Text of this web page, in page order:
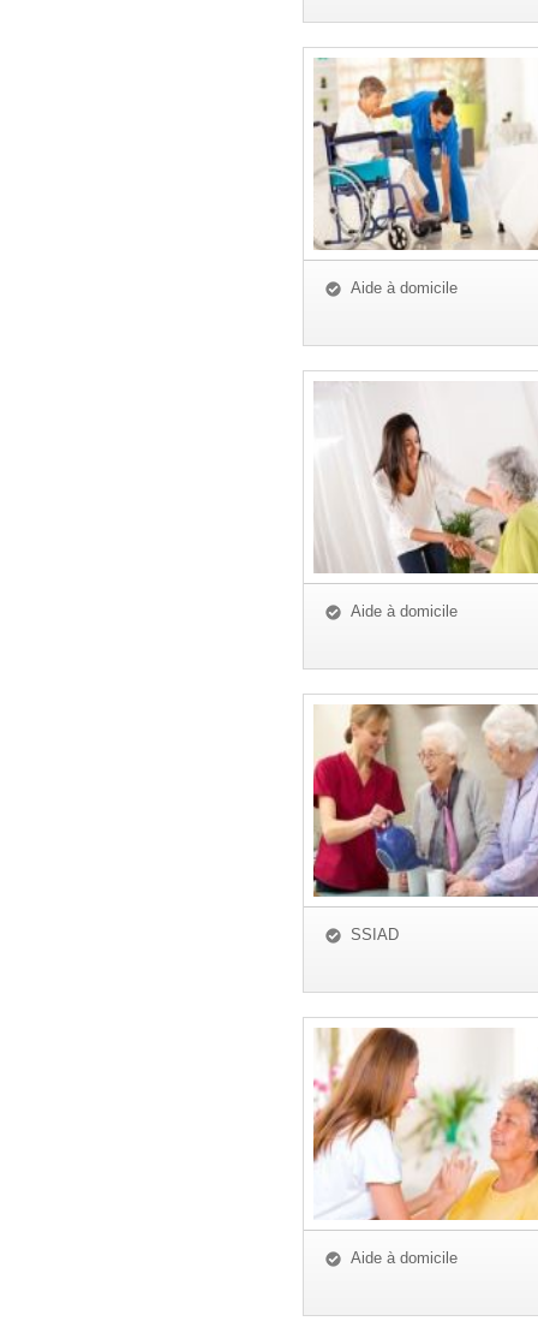
Aide à domicile
Aide à domicile
SSIAD
Aide à domicile